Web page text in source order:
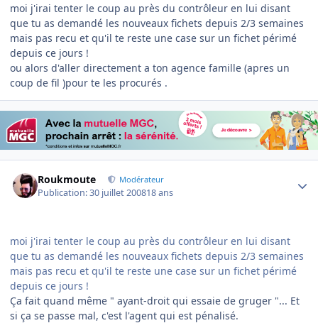
moi j'irai tenter le coup au près du contrôleur en lui disant
que tu as demandé les nouveaux fichets depuis 2/3 semaines
mais pas recu et qu'il te reste une case sur un fichet périmé
depuis ce jours !
ou alors d'aller directement a ton agence famille (apres un
coup de fil )pour te les procurés .
Roukmoute Modérateur
Publication:30 juillet 200818 ans
moi j'irai tenter le coup au près du contrôleur en lui disant
que tu as demandé les nouveaux fichets depuis 2/3 semaines
mais pas recu et qu'il te reste une case sur un fichet périmé
depuis ce jours !
Ça fait quand même " ayant-droit qui essaie de gruger "... Et
si ça se passe mal, c'est l'agent qui est pénalisé.